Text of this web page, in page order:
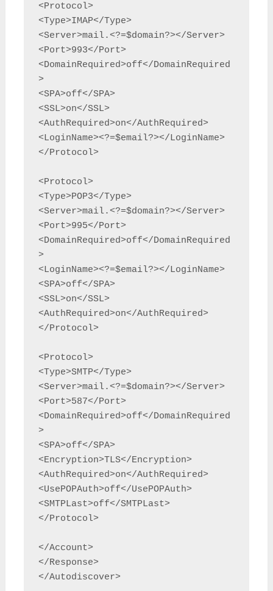
<Protocol>
<Type>IMAP</Type>
<Server>mail.<?=$domain?></Server>
<Port>993</Port>
<DomainRequired>off</DomainRequired
>
<SPA>off</SPA>
<SSL>on</SSL>
<AuthRequired>on</AuthRequired>
<LoginName><?=$email?></LoginName>
</Protocol>
<Protocol>
<Type>POP3</Type>
<Server>mail.<?=$domain?></Server>
<Port>995</Port>
<DomainRequired>off</DomainRequired
>
<LoginName><?=$email?></LoginName>
<SPA>off</SPA>
<SSL>on</SSL>
<AuthRequired>on</AuthRequired>
</Protocol>
<Protocol>
<Type>SMTP</Type>
<Server>mail.<?=$domain?></Server>
<Port>587</Port>
<DomainRequired>off</DomainRequired
>
<SPA>off</SPA>
<Encryption>TLS</Encryption>
<AuthRequired>on</AuthRequired>
<UsePOPAuth>off</UsePOPAuth>
<SMTPLast>off</SMTPLast>
</Protocol>
</Account>
</Response>